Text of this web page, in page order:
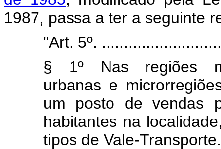
1987, passa a ter a seguinte
"Art. 5º.
§ 1º Nas regiões
urbanas e
um posto de vendas
habitantes na
tipos de Vale-